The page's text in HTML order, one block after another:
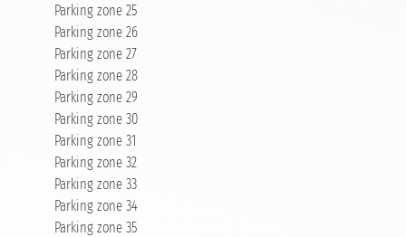
Parking zone 25
Parking zone 26
Parking zone 27
Parking zone 28
Parking zone 29
Parking zone 30
Parking zone 31
Parking zone 32
Parking zone 33
Parking zone 34
Parking zone 35